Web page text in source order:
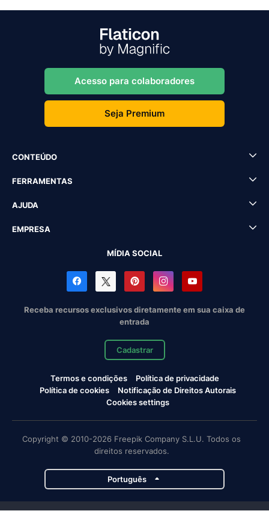
Acesso para colaboradores
Seja Premium
CONTEÚDO
FERRAMENTAS
AJUDA
EMPRESA
MÍDIA SOCIAL
Receba recursos exclusivos diretamente em sua caixa de
entrada
Cadastrar
Termos e condições
Política de privacidade
Política de cookies
Notificação de Direitos Autorais
Cookies settings
Copyright © 2010-2026 Freepik Company S.L.U. Todos os
direitos reservados.
Português